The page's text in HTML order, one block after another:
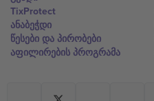
TixProtect
ანაბეჭდი
წესები და პირობები
აფილირების პროგრამა